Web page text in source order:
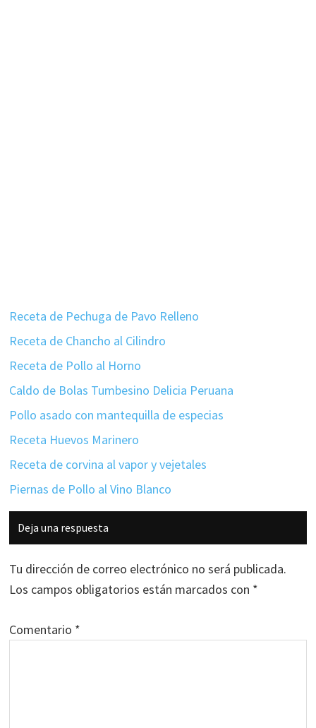
Receta de Pechuga de Pavo Relleno
Receta de Chancho al Cilindro
Receta de Pollo al Horno
Caldo de Bolas Tumbesino Delicia Peruana
Pollo asado con mantequilla de especias
Receta Huevos Marinero
Receta de corvina al vapor y vejetales
Piernas de Pollo al Vino Blanco
Interacciones
con
los
lectores
Deja una respuesta
Tu dirección de correo electrónico no será publicada.
Los campos obligatorios están marcados con *
Comentario *